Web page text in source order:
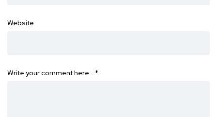
Website
Write your comment here… *